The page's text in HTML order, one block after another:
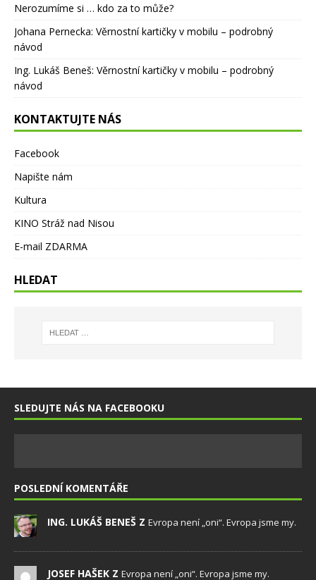
Nerozumíme si … kdo za to může?
Johana Pernecka: Věrnostní kartičky v mobilu – podrobný
návod
Ing. Lukáš Beneš: Věrnostní kartičky v mobilu – podrobný
návod
KONTAKTUJTE NÁS
Facebook
Napište nám
Kultura
KINO Stráž nad Nisou
E-mail ZDARMA
HLEDAT
SLEDUJTE NÁS NA FACEBOOKU
POSLEDNÍ KOMENTÁŘE
ING. LUKÁŠ BENEŠ Z Evropa není „oni“. Evropa jsme my.
JOSEF HAŠEK Z Evropa není „oni“. Evropa jsme my.